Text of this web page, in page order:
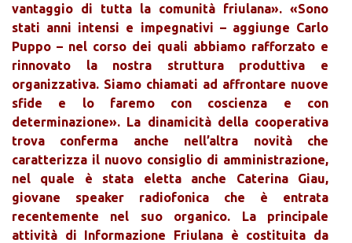
vantaggio di tutta la comunità friulana». «Sono
stati anni intensi e impegnativi – aggiunge Carlo
Puppo – nel corso dei quali abbiamo rafforzato e
rinnovato la nostra struttura produttiva e
organizzativa. Siamo chiamati ad affrontare nuove
sfide e lo faremo con coscienza e con
determinazione». La dinamicità della cooperativa
trova conferma anche nell’altra novità che
caratterizza il nuovo consiglio di amministrazione,
nel quale è stata eletta anche Caterina Giau,
giovane speaker radiofonica che è entrata
recentemente nel suo organico. La principale
attività di Informazione Friulana è costituita da